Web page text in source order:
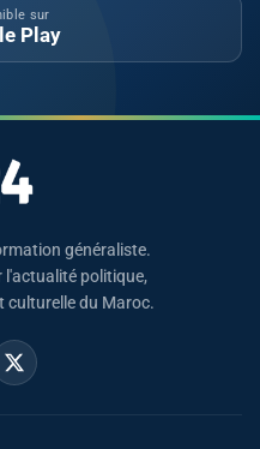
sur
Play
généraliste.
l'actualité politique,
culturelle du Maroc.